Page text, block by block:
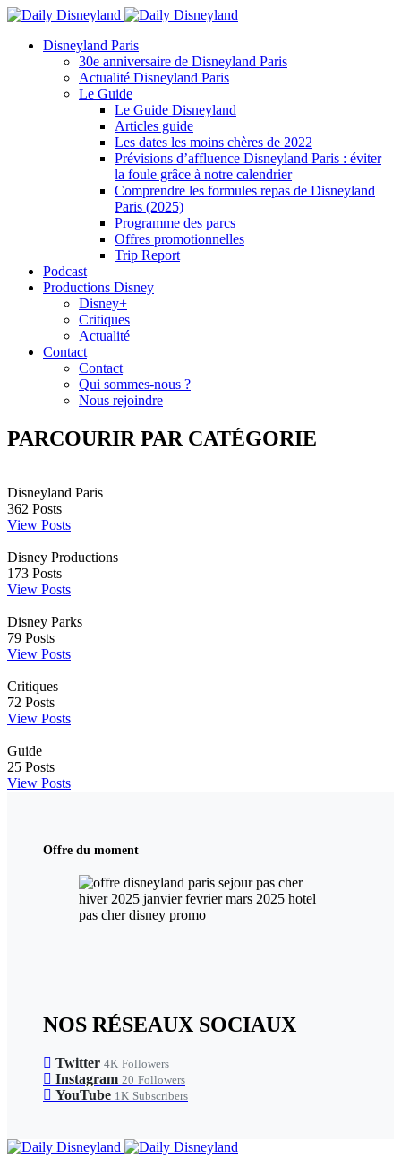
Disneyland Paris
30e anniversaire de Disneyland Paris
Actualité Disneyland Paris
Le Guide
Le Guide Disneyland
Articles guide
Les dates les moins chères de 2022
Prévisions d’affluence Disneyland Paris : éviter
la foule grâce à notre calendrier
Comprendre les formules repas de Disneyland
Paris (2025)
Programme des parcs
Offres promotionnelles
Trip Report
Podcast
Productions Disney
Disney+
Critiques
Actualité
Contact
Contact
Qui sommes-nous ?
Nous rejoindre
PARCOURIR PAR CATÉGORIE
Disneyland Paris
362 Posts
View Posts
Disney Productions
173 Posts
View Posts
Disney Parks
79 Posts
View Posts
Critiques
72 Posts
View Posts
Guide
25 Posts
View Posts
Offre du moment
NOS RÉSEAUX SOCIAUX
Twitter 4K Followers
Instagram 20 Followers
YouTube 1K Subscribers